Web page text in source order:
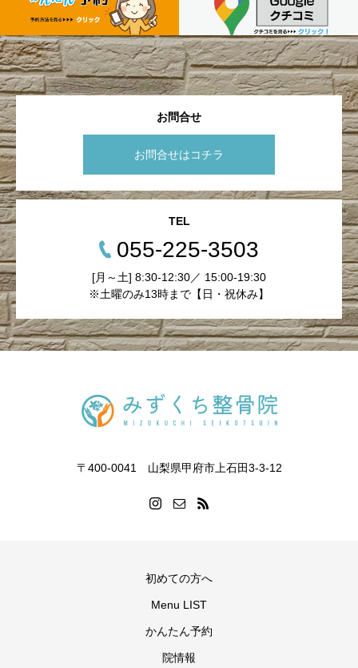
お問合せ
お問合せはコチラ
TEL
055-225-3503
[月～土] 8:30-12:30／ 15:00-19:30
※土曜のみ13時まで【日・祝休み】
〒400-0041 山梨県甲府市上石田3-3-12
初めての方へ
Menu LIST
かんたん予約
院情報